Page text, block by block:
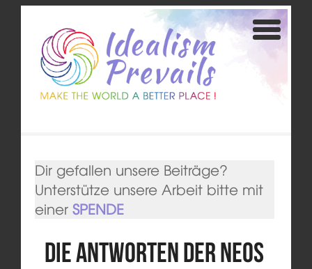
Dir gefallen unsere Beiträge?
Unterstütze unsere Arbeit bitte mit
einer SPENDE
Die Antworten der NEOS